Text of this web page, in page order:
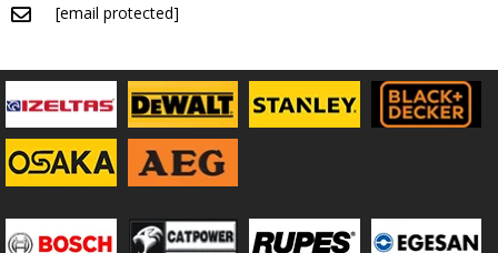
[email protected]